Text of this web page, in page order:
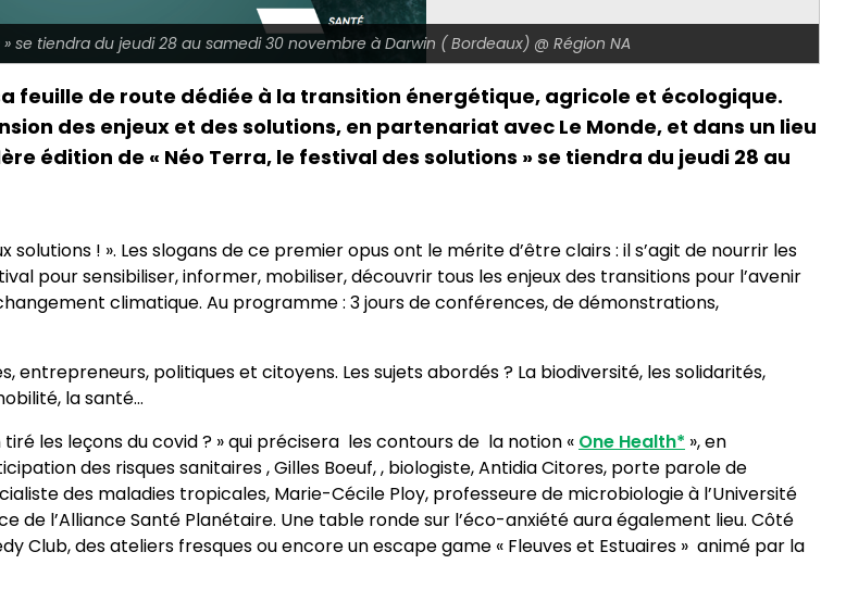
se tiendra du jeudi 28 au samedi 30 novembre à Darwin ( Bordeaux) @ Région NA
feuille de route dédiée à la transition énergétique, agricole et écologique.
des enjeux et des solutions, en partenariat avec Le Monde, et dans un lieu
édition de « Néo Terra, le festival des solutions » se tiendra du jeudi 28 au
solutions ! ». Les slogans de ce premier opus ont le mérite d’être clairs : il s’agit de nourrir les
pour sensibiliser, informer, mobiliser, découvrir tous les enjeux des transitions pour l’avenir
climatique. Au programme : 3 jours de conférences, de démonstrations,
politiques et citoyens. Les sujets abordés ? La biodiversité, les solidarités,
la santé…
les leçons du covid ? » qui précisera les contours de la notion « One Health* », en
des risques sanitaires , Gilles Boeuf, , biologiste, Antidia Citores, porte parole de
des maladies tropicales, Marie-Cécile Ploy, professeure de microbiologie à l’Université
l’Alliance Santé Planétaire. Une table ronde sur l’éco-anxiété aura également lieu. Côté
Club, des ateliers fresques ou encore un escape game « Fleuves et Estuaires » animé par la